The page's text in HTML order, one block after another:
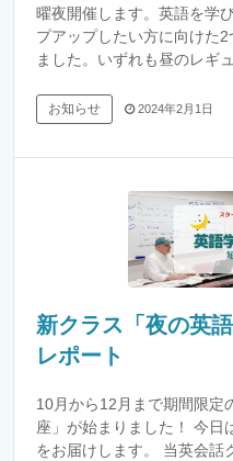
曜夜開催します。英語を学
プアップしたい方に向けた
ました。いずれも昼のレギ
お知らせ 2024年2月1日
新クラス「夜の英
レポート
10月から12月まで期間限定
座」が始まりました！ 今日
をお届けします。 当英会話